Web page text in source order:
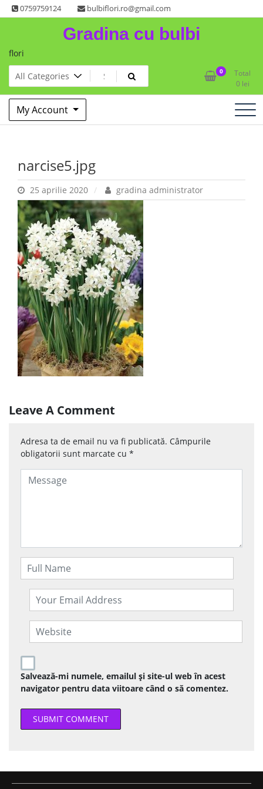
Skip
to
0759759124 bulbiflori.ro@gmail.com
Gradina cu bulbi
flori
0
Total
0 lei
My Account
narcise5.jpg
25 aprilie 2020 gradina administrator
Leave A Comment
Adresa ta de email nu va fi publicată. Câmpurile
obligatorii sunt marcate cu *
Salvează-mi numele, emailul și site-ul web în acest
navigator pentru data viitoare când o să comentez.